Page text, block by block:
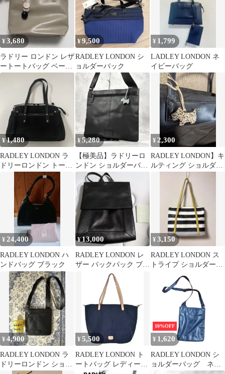
¥3,680
ラドリー ロンドン レザ
ートートバッグ ベージ
ュ A4可 肩掛け
¥9,500
RADLEY LONDON シ
ョルダーバック
¥ 1,799
LADLEY LONDON ネ
イビーバッグ
¥1,480
RADLEY LONDON ラ
ドリーロンドン トート
¥5,280
【極美品】ラドリーロ
ンドン ショルダーバッ
グ スコッティドッグチ
ャーム ブラック
¥ 2,300
RADLEY LONDON】キ
ルティング ショルダー
¥24,400
RADLEY LONDON ハ
ンドバッグ ブラック
¥13,000
RADLEY LONDON レ
ザー バックパック ブラ
¥3,150
RADLEY LONDON ス
トライプ ショルダー
stripe ボーダー 本革
¥4,900
RADLEY LONDON ラ
ドリーロンドン ショル
¥5,500
RADLEY LONDON ト
ートバッグ レディース
10%OFF
¥ 1,620
RADLEY LONDON シ
ョルダーバッグ ネイ